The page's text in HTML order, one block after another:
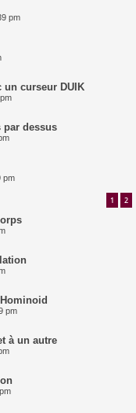
pm
un curseur DUIK
par dessus
pm
1 2
pm
à un autre